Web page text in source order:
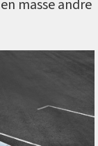
masse andre